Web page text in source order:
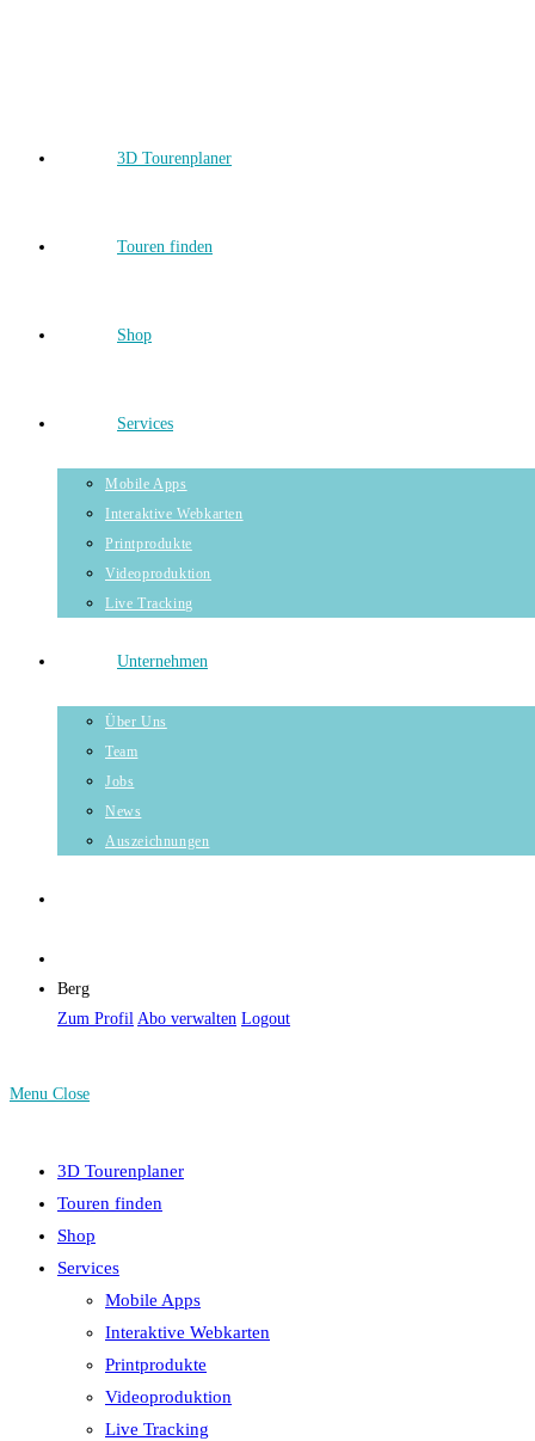
3D Tourenplaner
Touren finden
Shop
Services
Mobile Apps
Interaktive Webkarten
Printprodukte
Videoproduktion
Live Tracking
Unternehmen
Über Uns
Team
Jobs
News
Auszeichnungen
Berg
Zum Profil Abo verwalten Logout
Menu Close
3D Tourenplaner
Touren finden
Shop
Services
Mobile Apps
Interaktive Webkarten
Printprodukte
Videoproduktion
Live Tracking